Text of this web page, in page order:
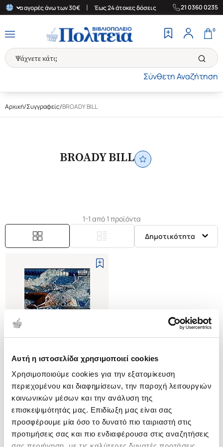
Αυτή η ιστοσελίδα χρησιμοποιεί cookies
Χρησιμοποιούμε cookies για την εξατομίκευση
περιεχομένου και διαφημίσεων, την παροχή λειτουργιών
κοινωνικών μέσων και την ανάλυση της
επισκεψιμότητάς μας. Επιδίωξη μας είναι σας
προσφέρουμε μία όσο το δυνατό πιο ταιριαστή στις
προτιμήσεις σας και πιο ενδιαφέρουσα στις αναζητήσεις
για αγορές άνω των 30€ Έως 24 άτοκες δόσεις | Δωρεάν
21 0360 0235
Σύνθετη Αναζήτηση
0
Αρχική/Συγγραφείς/BROADY BILL
BROADY BILL
1-1 από 1 προϊόντα
Δημοτικότητα
Εξαντλημένο
(0)
Η ΚΟΛΥΜΒΗΤΡΙΑ
BROADY BILL
Κωδ. Πολιτείας: 3440-0156